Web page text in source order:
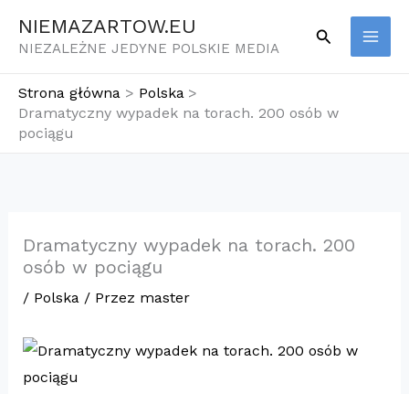
NIEMAZARTOW.EU
NIEZALEŻNE JEDYNE POLSKIE MEDIA
Szukaj
Strona główna
Polska
Dramatyczny wypadek na torach. 200 osób w
pociągu
Dramatyczny wypadek na torach. 200
osób w pociągu
/ Polska/ Przez master